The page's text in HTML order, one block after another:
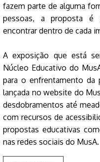
fazem parte de alguma
pessoas, a proposta é
encontrar dentro de cada
A exposição que está
Núcleo Educativo do
para o enfrentamento da
lançada no website do
desdobramentos até
com recursos de
propostas educativas
nas redes sociais do MusA.